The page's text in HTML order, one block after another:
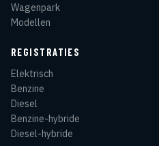
Wagenpark
Modellen
REGISTRATIES
Elektrisch
Benzine
Diesel
Benzine-hybride
Diesel-hybride